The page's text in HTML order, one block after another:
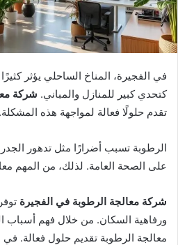
في الفجيرة، المناخ الساحلي يؤثر
كتحدي كبير للمنازل والمباني. شركة
تقدم حلولًا فعالة لمواجهة هذه المشكلة.
الرطوبة تسبب أضرارًا مثل تدهور
على الصحة العامة. لذلك، من المهم
شركة معالجة الرطوبة في الفجيرة
ورفاهية السكان. من خلال فهم أسباب
معالجة الرطوبة تقديم حلول فعالة.